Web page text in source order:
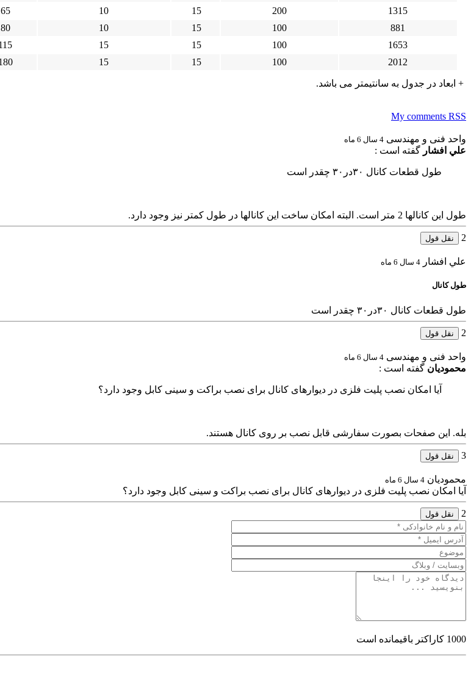
65 10 15 200
1315
80 10 15 100
881
15 15 100
1653
15 15 100 2012
+ ابعاد در جدول به سانتیمتر می باشد.
My comments RSS
واحد فنی و مهندسی 4 سال 6 ماه
علي افشار گفته است :
طول قطعات كانال ٣٠در٣٠ چقدر است
طول این کانالها 2 متر است. البته امکان ساخت این کانالها در طول کمتر نیز وجود دارد.
2 نقل قول
علي افشار 4 سال 6 ماه
طول كانال
طول قطعات كانال ٣٠در٣٠ چقدر است
2 نقل قول
واحد فنی و مهندسی 4 سال 6 ماه
محمودیان گفته است :
آیا امکان نصب پلیت فلزی در دیوارهای کانال برای نصب براکت و سینی کابل وجود دارد؟
بله. این صفحات بصورت سفارشی قابل نصب بر روی کانال هستند.
3 نقل قول
محمودیان 4 سال 6 ماه
آیا امکان نصب پلیت فلزی در دیوارهای کانال برای نصب براکت و سینی کابل وجود دارد؟
2 نقل قول
1000 کاراکتر باقیمانده است